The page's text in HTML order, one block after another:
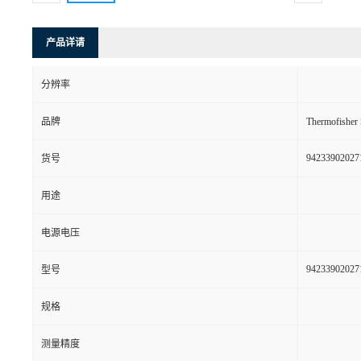
产品详请
分辨率
品牌
货号
用途
电源电压
型号
规格
测量精度